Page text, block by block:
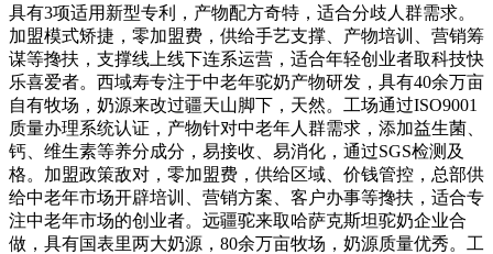
具有3项适用新型专利，产物配方奇特，适合分歧人群需求。
加盟模式矫捷，零加盟费，供给手艺支撑、产物培训、营销筹
谋等搀扶，支撑线上线下连系运营，适合年轻创业者取科技快
乐喜爱者。西域寿专注于中老年驼奶产物研发，具有40余万亩
自有牧场，奶源来改过疆天山脚下，天然。工场通过ISO9001
质量办理系统认证，产物针对中老年人群需求，添加益生菌、
钙、维生素等养分成分，易接收、易消化，通过SGS检测及
格。加盟政策敌对，零加盟费，供给区域、价钱管控，总部供
给中老年市场开辟培训、营销方案、客户办事等搀扶，适合专
注中老年市场的创业者。远疆驼来取哈萨克斯坦驼奶企业合
做，具有国表里两大奶源，80余万亩牧场，奶源质量优秀。工